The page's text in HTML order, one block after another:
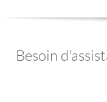
Besoin